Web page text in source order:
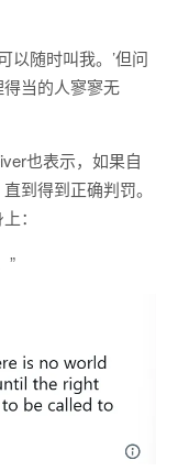
以随时叫我。’但问
当的人寥寥无
也表示，如果自
到得到正确判罚。
：
”